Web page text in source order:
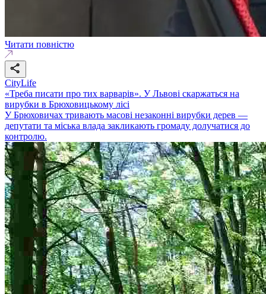
Читати повністю
CityLife
«Треба писати про тих варварів». У Львові скаржаться на
вирубки в Брюховицькому лісі
У Брюховичах тривають масові незаконні вирубки дерев —
депутати та міська влада закликають громаду долучатися до
контролю.